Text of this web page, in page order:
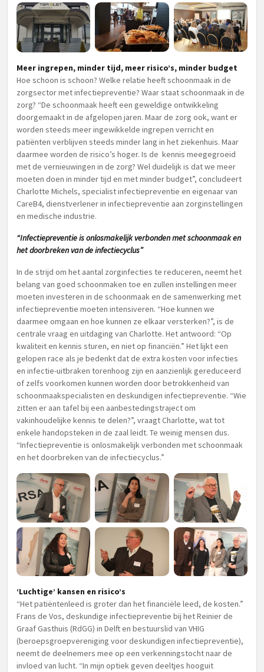
Meer ingrepen, minder tijd, meer risico’s, minder budget
Hoe schoon is schoon? Welke relatie heeft schoonmaak in de
zorgsector met infectiepreventie? Waar staat schoonmaak in de
zorg? “De schoonmaak heeft een geweldige ontwikkeling
doorgemaakt in de afgelopen jaren. Maar de zorg ook, want er
worden steeds meer ingewikkelde ingrepen verricht en
patiënten verblijven steeds minder lang in het ziekenhuis. Maar
daarmee worden de risico’s hoger. Is de kennis meegegroeid
met de vernieuwingen in de zorg? Wel duidelijk is dat we meer
moeten doen in minder tijd en met minder budget”, concludeert
Charlotte Michels, specialist infectiepreventie en eigenaar van
CareB4, dienstverlener in infectiepreventie aan zorginstellingen
en medische industrie.
“Infectiepreventie is onlosmakelijk verbonden met schoonmaak en
het doorbreken van de infectiecyclus”
In de strijd om het aantal zorginfecties te reduceren, neemt het
belang van goed schoonmaken toe en zullen instellingen meer
moeten investeren in de schoonmaak en de samenwerking met
infectiepreventie moeten intensiveren. “Hoe kunnen we
daarmee omgaan en hoe kunnen ze elkaar versterken?”, is de
centrale vraag en uitdaging van Charlotte. Het antwoord: “Op
kwaliteit en kennis sturen, en niet op financiën.” Het lijkt een
gelopen race als je bedenkt dat de extra kosten voor infecties
en infectie-uitbraken torenhoog zijn en aanzienlijk gereduceerd
of zelfs voorkomen kunnen worden door betrokkenheid van
schoonmaakspecialisten en deskundigen infectiepreventie. “Wie
zitten er aan tafel bij een aanbestedingstraject om
vakinhoudelijke kennis te delen?”, vraagt Charlotte, wat tot
enkele handopsteken in de zaal leidt. Te weinig mensen dus.
“Infectiepreventie is onlosmakelijk verbonden met schoonmaak
en het doorbreken van de infectiecyclus.”
‘Luchtige’ kansen en risico’s
“Het patiëntenleed is groter dan het financiële leed, de kosten.”
Frans de Vos, deskundige infectiepreventie bij het Reinier de
Graaf Gasthuis (RdGG) in Delft en bestuurslid van VHIG
(beroepsgroepvereniging voor deskundigen infectiepreventie),
neemt de deelnemers mee op een verkenningstocht naar de
invloed van lucht. “In mijn optiek geven deeltjes hooguit